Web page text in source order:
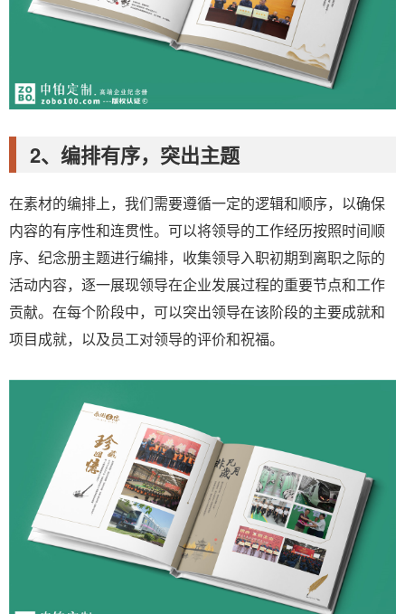
2、编排有序，突出主题
在素材的编排上，我们需要遵循一定的逻辑和顺序，以确保
内容的有序性和连贯性。可以将领导的工作经历按照时间顺
序、纪念册主题进行编排，收集领导入职初期到离职之际的
活动内容，逐一展现领导在企业发展过程的重要节点和工作
贡献。在每个阶段中，可以突出领导在该阶段的主要成就和
项目成就，以及员工对领导的评价和祝福。